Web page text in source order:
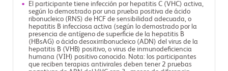
El participante tiene infección por hepatitis C (VHC) activa,
según lo demostrado por una prueba positiva de ácido
ribonucleico (RNS) de HCF de sensibilidad adecuada, o
hepatitis B infecciosa activa (según lo demostrado por la
presencia de antígeno de superficie de la hepatitis B
(HBsAG) o ácido desoxirribonucleico (ADN) del virus de la
hepatitis B (VHB) positivo, o virus de inmunodeficiencia
humana (VIH) positivo conocido. Nota: los participantes
que reciben terapias antivirales deben tener 2 pruebas